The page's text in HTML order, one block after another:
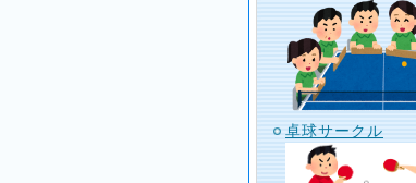
卓球サークル